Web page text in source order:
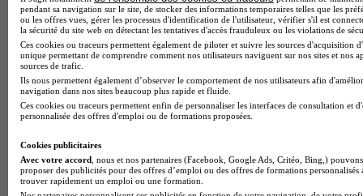
BTS Mco en alternance
BTS Pi en alternance
BTS Sp3s en alternance
Master CCA en alternance
BTS Ndrc en alternance
BTS Sam en alternance
Cap Fleuriste en alternance
BTS Sio en alternance
BTS Gpme en alternance
Cap Electricien en alternance
BTS Gpn en alternance
BTS Domotique en alternance
pendant sa navigation sur le site, de stocker des informations temporaires telles que les
ou les offres vues, gérer les processus d'identification de l'utilisateur, vérifier s'il est
la sécurité du site web en détectant les tentatives d'accès frauduleux ou les violations de
Ces cookies ou traceurs permettent également de piloter et suivre les sources d'acquisition
unique permettant de comprendre comment nos utilisateurs naviguent sur nos sites et nos
sources de trafic.
Ils nous permettent également d’observer le comportement de nos utilisateurs afin
navigation dans nos sites beaucoup plus rapide et fluide.
Ces cookies ou traceurs permettent enfin de personnaliser les interfaces de consultation et
personnalisée des offres d'emploi ou de formations proposées.
Cookies publicitaires
Avec votre accord , nous et nos partenaires (Facebook, Google Ads, Critéo, Bing,)
proposer des publicités pour des offres d’emploi ou des offres de formations
trouver rapidement un emploi ou une formation.